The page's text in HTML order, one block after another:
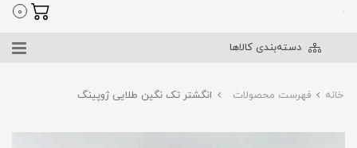
.
0
دسته‌بندی کالاها
خانه فهرست محصولات انگشتر تک نگین طلایی ژوپینگ